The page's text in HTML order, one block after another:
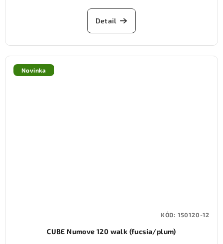
Detail
Novinka
CUBE Numove 120 walk (fucsia/plum)
KÓD: 150120-12